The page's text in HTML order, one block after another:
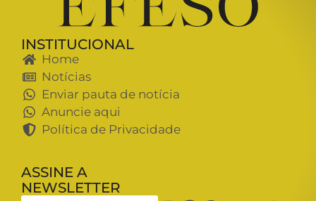
INSTITUCIONAL
Home
Notícias
Enviar pauta de notícia
Anuncie aqui
Política de Privacidade
ASSINE A
NEWSLETTER